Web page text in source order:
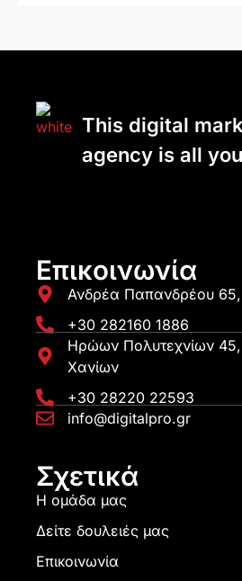
This digital
agency is all
Επικοινωνία
Ανδρέα Παπανδρέου
+30 282160 1886
Ηρώων Πολυτεχνίων
Χανίων
+30 28220 22593
info@digitalpro.gr
Σχετικά
Η ομάδα μας
Δείτε δουλειές μας
Επικοινωνία